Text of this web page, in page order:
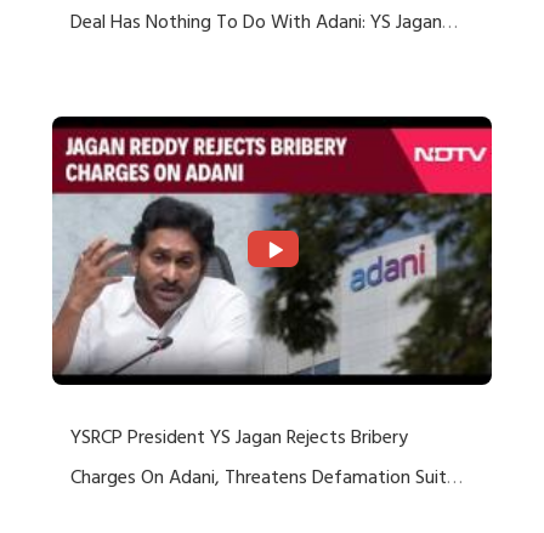
Deal Has Nothing To Do With Adani: YS Jagan
YSRCP President YS Jagan Rejects Bribery
Charges On Adani, Threatens Defamation Suit